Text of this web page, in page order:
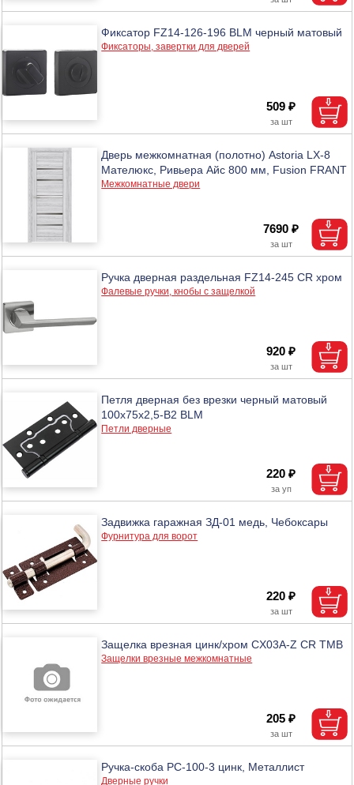
Фиксатор FZ14-126-196 BLM черный матовый
Фиксаторы, завертки для дверей
509 ₽
Дверь межкомнатная (полотно) Astoria LX-8
Мателюкс, Ривьера Айс 800 мм, Fusion FRANT
Межкомнатные двери
7690 ₽
Ручка дверная раздельная FZ14-245 CR хром
Фалевые ручки, кнобы с защелкой
920 ₽
Петля дверная без врезки черный матовый
100х75х2,5-B2 BLM
Петли дверные
220 ₽
Задвижка гаражная ЗД-01 медь, Чебоксары
Фурнитура для ворот
220 ₽
Защелка врезная цинк/хром CX03A-Z CR ТМВ
Защелки врезные межкомнатные
205 ₽
Ручка-скоба РС-100-3 цинк, Металлист
Дверные ручки